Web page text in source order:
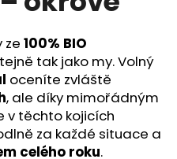
ze 100% BIO
tak jako my. Volný
oceníte zvláště
, ale díky mimořádným
v těchto kojicích
za každé situace a
celého roku.